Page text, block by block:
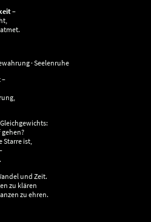
–
· Seelenruhe
–
Starre ist,
und Zeit.
zu klären
zu ehren.